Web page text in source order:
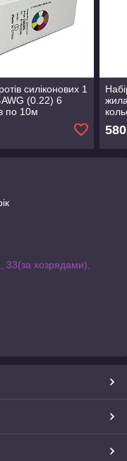
силіконових 1
(0.22) 6
по 10м
580
хозрядами),